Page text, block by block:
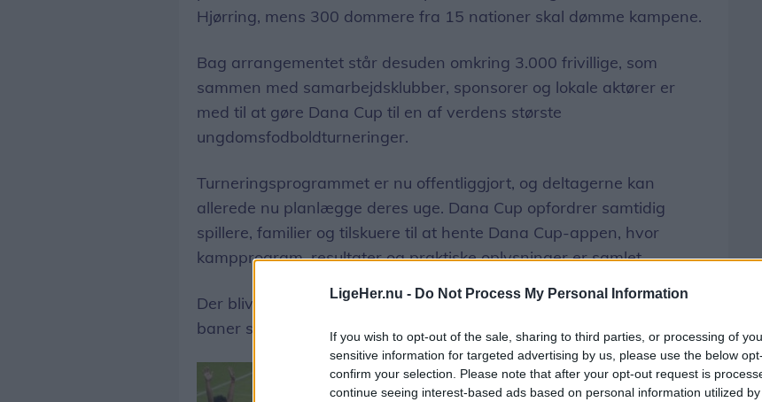
LigeHer.nu - Do Not Process My Personal Information
If you wish to opt-out of the sale, sharing to third parties, or processing of
sensitive information for targeted advertising by us, please use the below
confirm your selection. Please note that after your opt-out request is
continue seeing interest-based ads based on personal information utilized
Hjørring, mens 300 dommere fra 15 nationer skal dømme kampene.
Bag arrangementet står desuden omkring 3.000 frivillige, som
sammen med samarbejdsklubber, sponsorer og lokale aktører er
med til at gøre Dana Cup til en af verdens største
ungdomsfodboldturneringer.
Turneringsprogrammet er nu offentliggjort, og deltagerne kan
allerede nu planlægge deres uge. Dana Cup opfordrer samtidig
spillere, familier og tilskuere til at hente Dana Cup-appen, hvor
kampprogram, resultater og praktiske oplysninger er samlet.
Der bliver også mulighed for at følge kampene via livestream fra 23
baner samt se både åbningsceremonien og alle A-finalerne.